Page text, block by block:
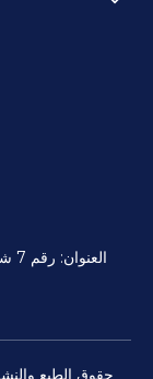
العنوان: رقم 7 شارع ويندي الرابع